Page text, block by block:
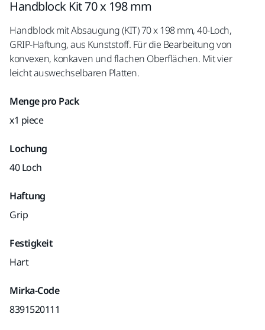
Handblock Kit 70 x 198 mm
Handblock mit Absaugung (KIT) 70 x 198 mm, 40-Loch,
GRIP-Haftung, aus Kunststoff. Für die Bearbeitung von
konvexen, konkaven und flachen Oberflächen. Mit vier
leicht auswechselbaren Platten.
Menge pro Pack
x1 piece
Lochung
40 Loch
Haftung
Grip
Festigkeit
Hart
Mirka-Code
8391520111